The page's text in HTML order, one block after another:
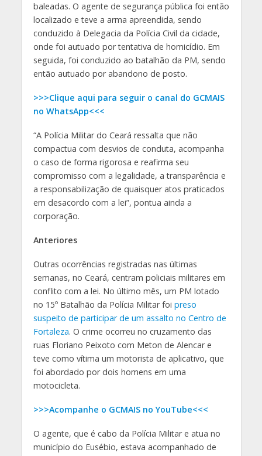
baleadas. O agente de segurança pública foi então
localizado e teve a arma apreendida, sendo
conduzido à Delegacia da Polícia Civil da cidade,
onde foi autuado por tentativa de homicídio. Em
seguida, foi conduzido ao batalhão da PM, sendo
então autuado por abandono de posto.
>>>Clique aqui para seguir o canal do GCMAIS
no WhatsApp<<<
“A Polícia Militar do Ceará ressalta que não
compactua com desvios de conduta, acompanha
o caso de forma rigorosa e reafirma seu
compromisso com a legalidade, a transparência e
a responsabilização de quaisquer atos praticados
em desacordo com a lei”, pontua ainda a
corporação.
Anteriores
Outras ocorrências registradas nas últimas
semanas, no Ceará, centram policiais militares em
conflito com a lei. No último mês, um PM lotado
no 15º Batalhão da Polícia Militar foi preso
suspeito de participar de um assalto no Centro de
Fortaleza. O crime ocorreu no cruzamento das
ruas Floriano Peixoto com Meton de Alencar e
teve como vítima um motorista de aplicativo, que
foi abordado por dois homens em uma
motocicleta.
>>>Acompanhe o GCMAIS no YouTube<<<
O agente, que é cabo da Polícia Militar e atua no
município do Eusébio, estava acompanhado de